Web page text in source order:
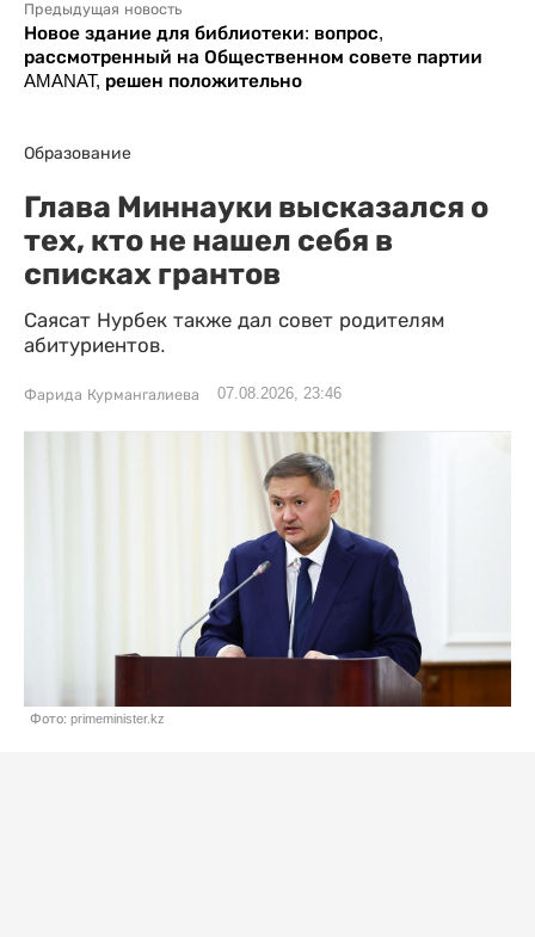
Предыдущая новость
Новое здание для библиотеки: вопрос,
рассмотренный на Общественном совете партии
AMANAT, решен положительно
Образование
Глава Миннауки высказался о
тех, кто не нашел себя в
списках грантов
Саясат Нурбек также дал совет родителям
абитуриентов.
Фарида Курмангалиева 07.08.2026, 23:46
Фото: primeminister.kz